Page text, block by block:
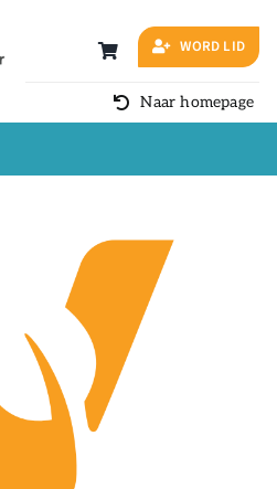
WORD LID
Naar homepage